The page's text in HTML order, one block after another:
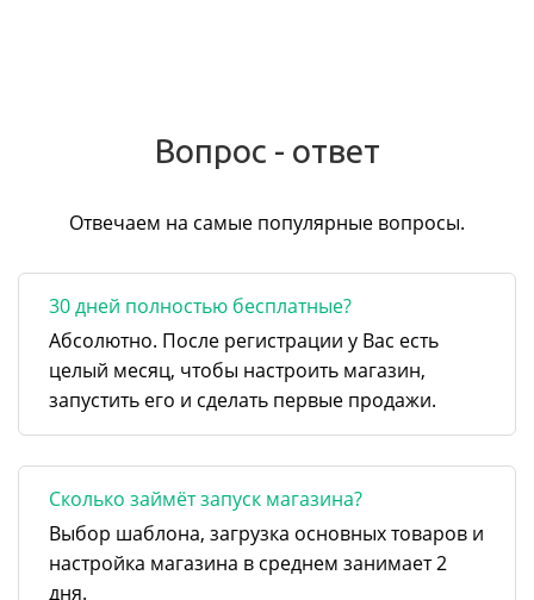
Вопрос - ответ
Отвечаем на самые популярные вопросы.
30 дней полностью бесплатные?
Абсолютно. После регистрации у Вас есть
целый месяц, чтобы настроить магазин,
запустить его и сделать первые продажи.
Сколько займёт запуск магазина?
Выбор шаблона, загрузка основных товаров и
настройка магазина в среднем занимает 2
дня.